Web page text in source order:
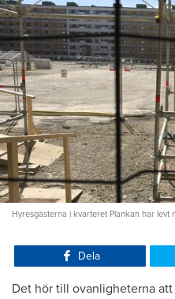
Hyresgästerna i kvarteret Plankan har levt
Dela
Det hör till ovanligheterna